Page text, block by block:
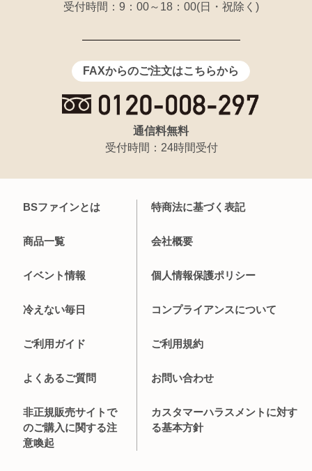
受付時間：9：00～18：00(日・祝除く)
FAXからのご注文はこちらから
通信料無料
受付時間：24時間受付
BSファインとは
商品一覧
イベント情報
冷えない毎日
ご利用ガイド
よくあるご質問
非正規販売サイトで
のご購入に関する注
意喚起
特商法に基づく表記
会社概要
個人情報保護ポリシー
コンプライアンスについて
ご利用規約
お問い合わせ
カスタマーハラスメントに対す
る基本方針